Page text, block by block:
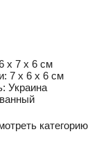
x 7 x 6 см
7 x 6 x 6 см
Украина
категорию